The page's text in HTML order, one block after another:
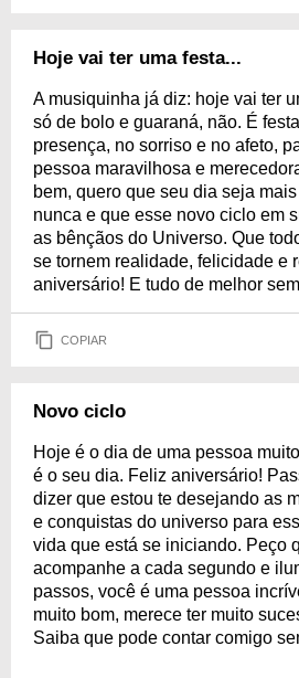
Hoje vai ter uma festa...
A musiquinha já diz: hoje vai ter
só de bolo e guaraná, não. É
presença, no sorriso e no afeto,
pessoa maravilhosa e
bem, quero que seu dia seja
nunca e que esse novo ciclo em
as bênçãos do Universo. Que
se tornem realidade, felicidade e
aniversário! E tudo de melhor
COPIAR
Novo ciclo
Hoje é o dia de uma pessoa
é o seu dia. Feliz aniversário!
dizer que estou te desejando as
e conquistas do universo para
vida que está se iniciando. Peço
acompanhe a cada segundo e
passos, você é uma pessoa
muito bom, merece ter muito
Saiba que pode contar comigo